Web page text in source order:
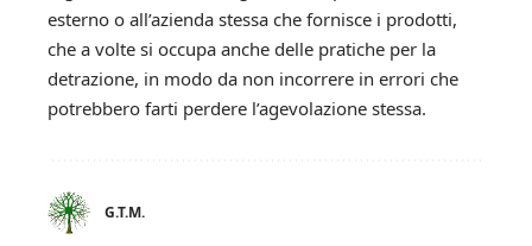
esterno o all’azienda stessa che fornisce i prodotti,
che a volte si occupa anche delle pratiche per la
detrazione, in modo da non incorrere in errori che
potrebbero farti perdere l’agevolazione stessa.
G.T.M.